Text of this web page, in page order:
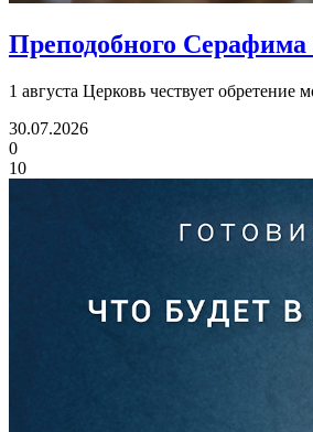
Преподобного Серафима
1 августа Церковь чествует
30.07.2026
0
10